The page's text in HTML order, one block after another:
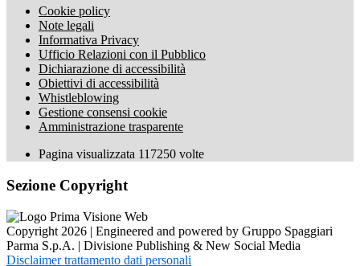
Cookie policy
Note legali
Informativa Privacy
Ufficio Relazioni con il Pubblico
Dichiarazione di accessibilità
Obiettivi di accessibilità
Whistleblowing
Gestione consensi cookie
Amministrazione trasparente
Pagina visualizzata 117250 volte
Sezione Copyright
Copyright 2026 | Engineered and powered by Gruppo Spaggiari
Parma S.p.A. | Divisione Publishing & New Social Media
Disclaimer trattamento dati personali